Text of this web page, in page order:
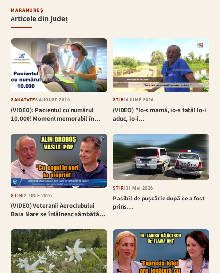
MARAMUREȘ
Articole din Județ
SĂNĂTATE3 AUGUST 2026
(VIDEO): Pacientul cu numărul
10.000! Moment memorabil în…
ȘTIRI6 IUNIE 2026
(VIDEO) ”Io-s mamă, io-s tată! Io-i
aduc, io-i…
ȘTIRI2 IUNIE 2026
(VIDEO) Veteranii Aeroclubului
Baia Mare se întâlnesc sâmbătă…
ȘTIRI31 MAI 2026
Pasibil de pușcărie după ce a fost
prins…